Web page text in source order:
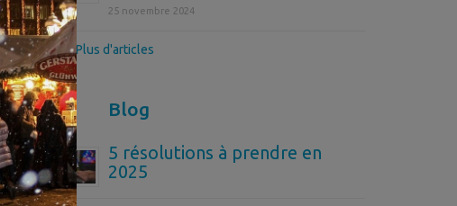
25 novembre 2024
>> Plus d'articles
Blog
5 résolutions à prendre en
2025